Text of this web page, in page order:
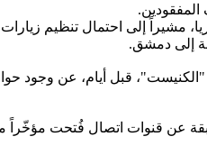
مشيراً إلى احتمال تنظيم
إلى دمشق.
قبل أيام، عن وجود حوار
سابقة عن قنوات اتصال فُتحت